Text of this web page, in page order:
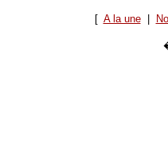
[ A la une|